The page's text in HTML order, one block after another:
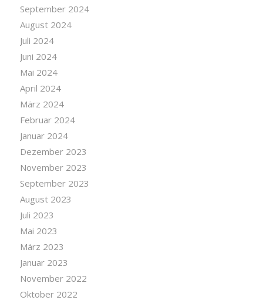
September 2024
August 2024
Juli 2024
Juni 2024
Mai 2024
April 2024
März 2024
Februar 2024
Januar 2024
Dezember 2023
November 2023
September 2023
August 2023
Juli 2023
Mai 2023
März 2023
Januar 2023
November 2022
Oktober 2022